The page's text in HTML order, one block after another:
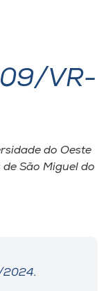
VR-
do Oeste
São Miguel do
2024.